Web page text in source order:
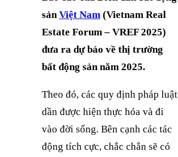
sản Việt Nam (Vietnam Real
Estate Forum – VREF 2025)
đưa ra dự báo về thị trường
bất động sản năm 2025.
Theo đó, các quy định pháp luật
dần được hiện thực hóa và đi
vào đời sống. Bên cạnh các tác
động tích cực, chắc chắn sẽ có